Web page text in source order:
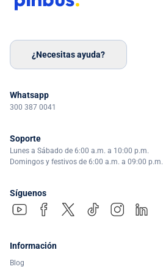
¿Necesitas ayuda?
Whatsapp
300 387 0041
Soporte
Lunes a Sábado de 6:00 a.m. a 10:00 p.m.
Domingos y festivos de 6:00 a.m. a 09:00 p.m.
Síguenos
Información
Blog